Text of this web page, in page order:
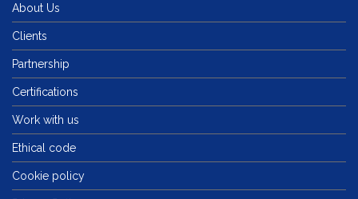
About Us
Clients
Partnership
Certifications
Work with us
Ethical code
Cookie policy